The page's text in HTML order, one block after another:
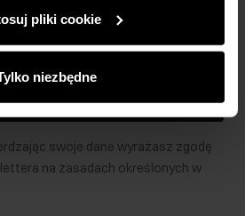
reklamowym i
mogą połączyć te informacje z
ich usług.
pliki cookie
niezbędne
Zapisz się
swoje dane wyrażasz zgodę
na zasadach określonych w